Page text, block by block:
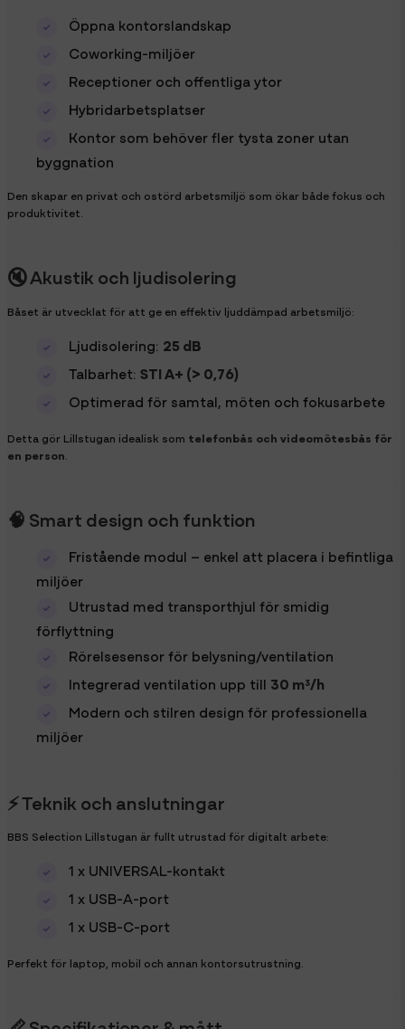
Öppna kontorslandskap
Coworking-miljöer
Receptioner och offentliga ytor
Hybridarbetsplatser
Kontor som behöver fler tysta zoner utan
byggnation
Den skapar en privat och ostörd arbetsmiljö som ökar både fokus och
produktivitet.
🔇 Akustik och ljudisolering
Båset är utvecklat för att ge en effektiv ljuddämpad arbetsmiljö:
Ljudisolering: 25 dB
Talbarhet: STI A+ (> 0,76)
Optimerad för samtal, möten och fokusarbete
Detta gör Lillstugan idealisk som telefonbås och videomötesbås för
en person
🧠 Smart design och funktion
Fristående modul – enkel att placera i befintliga
miljöer
Utrustad med transporthjul för smidig
förflyttning
Rörelsesensor för belysning/ventilation
Integrerad ventilation upp till 30 m³/h
Modern och stilren design för professionella
miljöer
⚡ Teknik och anslutningar
BBS Selection Lillstugan är fullt utrustad för digitalt arbete:
1 x UNIVERSAL-kontakt
1 x USB-A-port
1 x USB-C-port
Perfekt för laptop, mobil och annan kontorsutrustning.